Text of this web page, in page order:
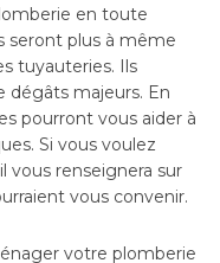
en toute
seront plus à même
tuyauteries. Ils
dégâts majeurs. En
pourront vous aider à
Si vous voulez
vous renseignera sur
vous convenir.
votre plomberie